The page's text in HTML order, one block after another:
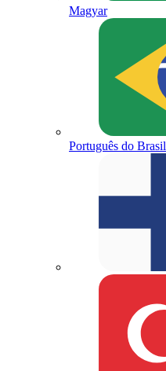
Magyar
Português do Brasil